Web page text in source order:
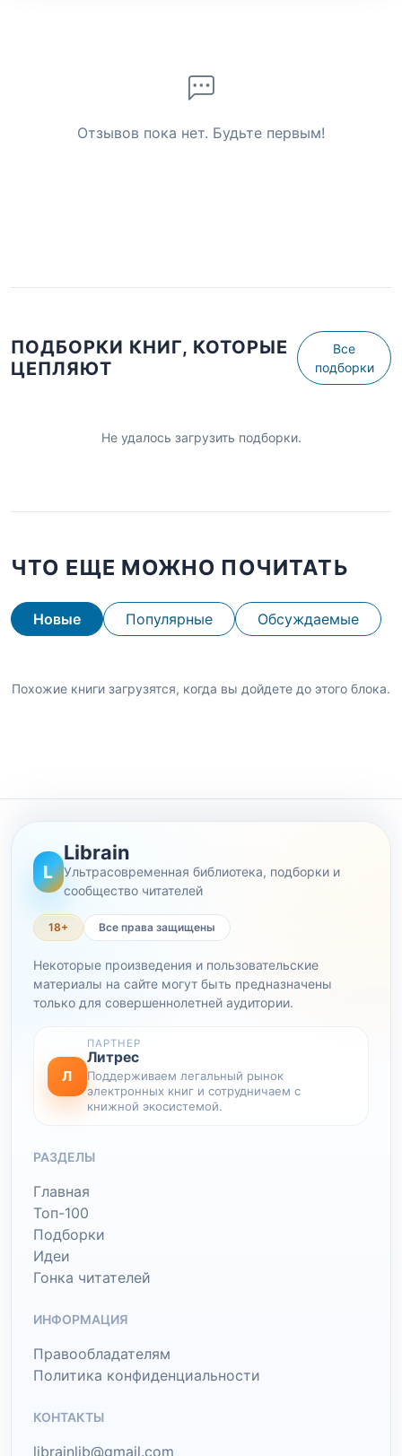
Отзывов пока нет. Будьте первым!
ПОДБОРКИ КНИГ, КОТОРЫЕ
ЦЕПЛЯЮТ
Все
подборки
Не удалось загрузить подборки.
ЧТО ЕЩЕ МОЖНО ПОЧИТАТЬ
Новые Популярные Обсуждаемые
Похожие книги загрузятся, когда вы дойдете до этого блока.
L
Librain
Ультрасовременная библиотека, подборки и
сообщество читателей
18+ Все права защищены
Некоторые произведения и пользовательские
материалы на сайте могут быть предназначены
только для совершеннолетней аудитории.
Л
ПАРТНЕР
Литрес
Поддерживаем легальный рынок
электронных книг и сотрудничаем с
книжной экосистемой.
РАЗДЕЛЫ
Главная
Топ-100
Подборки
Идеи
Гонка читателей
ИНФОРМАЦИЯ
Правообладателям
Политика конфиденциальности
КОНТАКТЫ
librainlib@gmail.com